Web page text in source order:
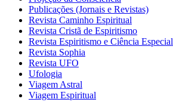
Publicações (Jornais e Revistas)
Revista Caminho Espiritual
Revista Cristã de Espiritismo
Revista Espiritismo e Ciência Especial
Revista Sophia
Revista UFO
Ufologia
Viagem Astral
Viagem Espiritual